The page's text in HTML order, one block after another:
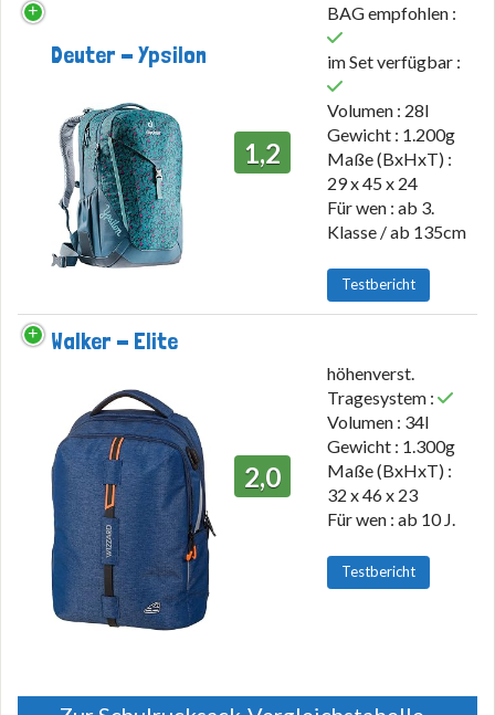
Deuter - Ypsilon
1,2
BAG empfohlen :
im Set verfügbar :
Volumen : 28l
Gewicht : 1.200g
Maße (BxHxT) :
29 x 45 x 24
Für wen : ab 3.
Klasse / ab 135cm
Testbericht
Walker - Elite
2,0
höhenverst.
Tragesystem :
Volumen : 34l
Gewicht : 1.300g
Maße (BxHxT) :
32 x 46 x 23
Für wen : ab 10 J.
Testbericht